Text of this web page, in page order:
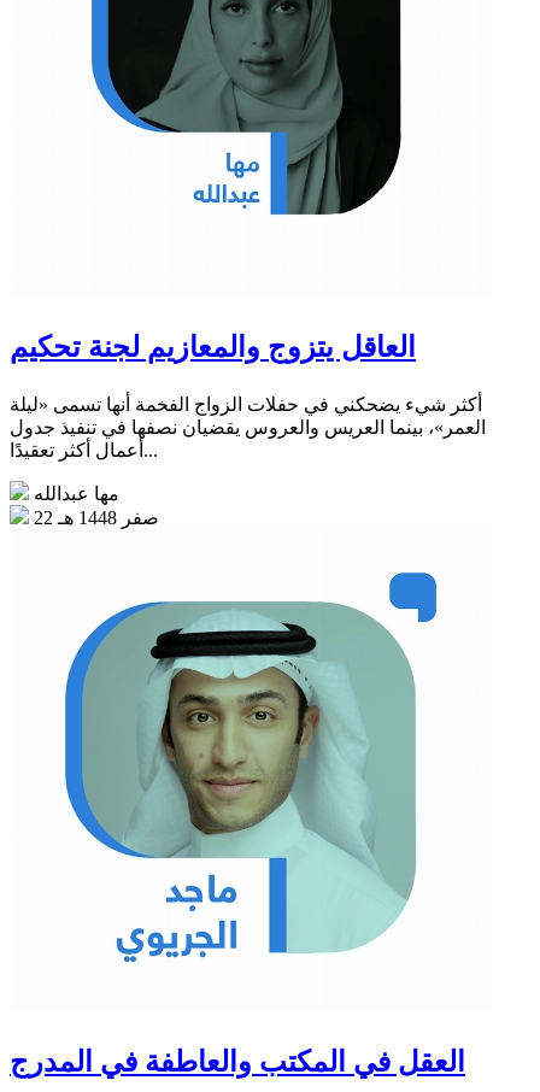
العاقل يتزوج والمعازيم لجنة تحكيم
أكثر شيء يضحكني في حفلات الزواج الفخمة أنها تسمى «ليلة
العمر»، بينما العريس والعروس يقضيان نصفها في تنفيذ جدول
أعمال أكثر تعقيدًا...
مها عبدالله
22 صفر 1448 هـ
العقل في المكتب والعاطفة في المدرج